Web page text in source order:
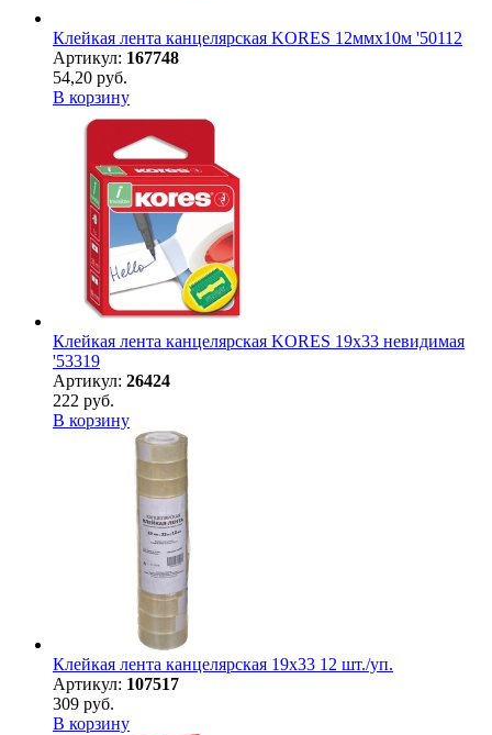
Клейкая лента канцелярская KORES 12ммx10м '50112
Артикул: 167748
54,20 руб.
В корзину
Клейкая лента канцелярская KORES 19х33 невидимая
'53319
Артикул: 26424
222 руб.
В корзину
Клейкая лента канцелярская 19х33 12 шт./уп.
Артикул: 107517
309 руб.
В корзину